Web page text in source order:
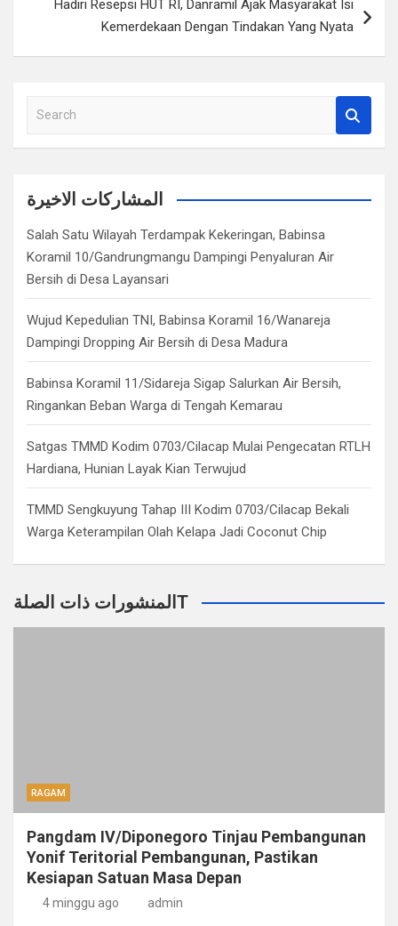
Hadiri Resepsi HUT RI, Danramil Ajak Masyarakat Isi
Kemerdekaan Dengan Tindakan Yang Nyata
a
c
المشاركات الاخيرة
Salah Satu Wilayah Terdampak Kekeringan, Babinsa
Koramil 10/Gandrungmangu Dampingi Penyaluran Air
Bersih di Desa Layansari
Wujud Kepedulian TNI, Babinsa Koramil 16/Wanareja
Dampingi Dropping Air Bersih di Desa Madura
Babinsa Koramil 11/Sidareja Sigap Salurkan Air Bersih,
Ringankan Beban Warga di Tengah Kemarau
Satgas TMMD Kodim 0703/Cilacap Mulai Pengecatan RTLH
Hardiana, Hunian Layak Kian Terwujud
TMMD Sengkuyung Tahap III Kodim 0703/Cilacap Bekali
Warga Keterampilan Olah Kelapa Jadi Coconut Chip
المنشورات ذات الصلةT
RAGAM
Pangdam IV/Diponegoro Tinjau Pembangunan
Yonif Teritorial Pembangunan, Pastikan
Kesiapan Satuan Masa Depan
4 minggu ago admin